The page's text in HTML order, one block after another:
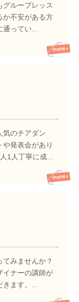
グループレッス
か不安がある方
通ってい…
気のチアダン
や発表会があり
1人丁寧に成…
てみませんか？
イナーの講師が
きます。…